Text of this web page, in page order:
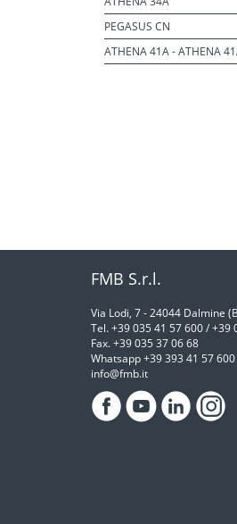
PEGASUS CN
ATHENA 41A - ATHENA
FMB S.r.l.
Via Lodi, 7 - 24044 Dalmine
Tel. +39 035 41 57 600 / +39
Fax. +39 035 37 06 68
Whatsapp +39 393 41 57 600
info@fmb.it